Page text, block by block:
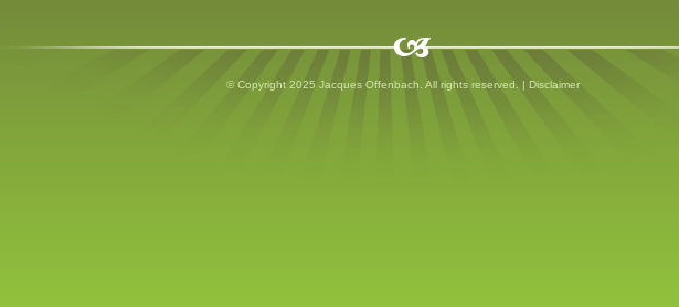
© Copyright 2025 Jacques Offenbach. All rights reserved. | Disclaimer